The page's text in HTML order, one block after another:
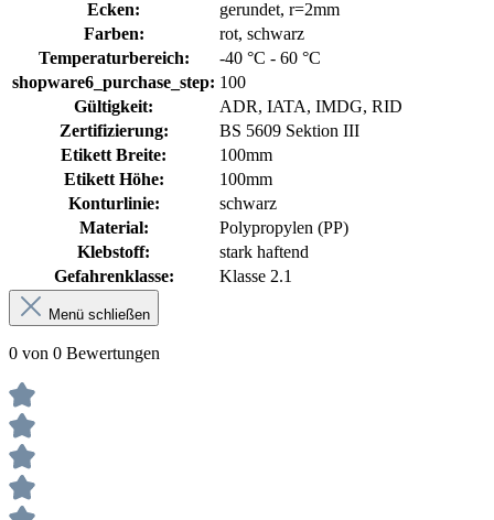
Ecken:
gerundet, r=2mm
Farben:
rot, schwarz
Temperaturbereich:
-40 °C - 60 °C
shopware6_purchase_step: 100
Gültigkeit:
ADR, IATA, IMDG, RID
Zertifizierung:
BS 5609 Sektion III
Etikett Breite:
100mm
Etikett Höhe:
100mm
Konturlinie:
schwarz
Material:
Polypropylen (PP)
Klebstoff:
stark haftend
Gefahrenklasse:
Klasse 2.1
Menü schließen
0 von 0 Bewertungen